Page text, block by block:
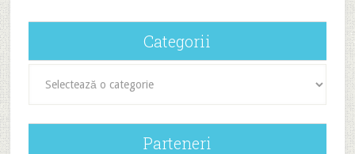
Categorii
Parteneri